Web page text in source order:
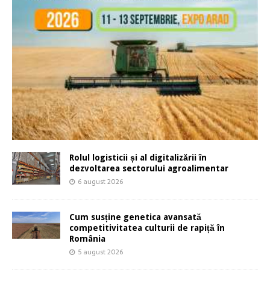
Rolul logisticii și al digitalizării în
dezvoltarea sectorului agroalimentar
6 august 2026
Cum susține genetica avansată
competitivitatea culturii de rapiță în
România
5 august 2026